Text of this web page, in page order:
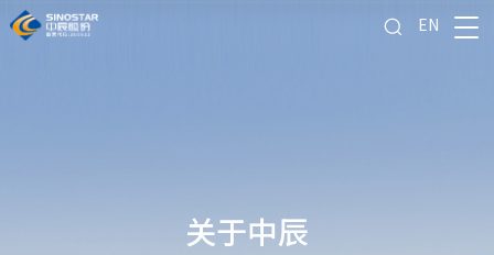
EN
关于中辰